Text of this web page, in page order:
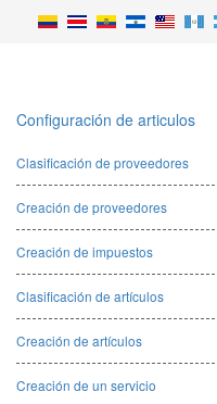
Configuración de articulos
Clasificación de proveedores
Creación de proveedores
Creación de impuestos
Clasificación de artículos
Creación de artículos
Creación de un servicio